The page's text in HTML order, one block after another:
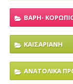
ΒΑΡΗ-
ΚΑΙΣΑΡΙΑΝΗ
ΑΝΑΤΟΛΙΚΑ